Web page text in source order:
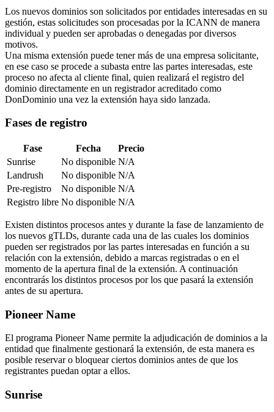
Los nuevos dominios son solicitados por entidades interesadas en su
gestión, estas solicitudes son procesadas por la ICANN de manera
individual y pueden ser aprobadas o denegadas por diversos
motivos.
Una misma extensión puede tener más de una empresa solicitante,
en ese caso se procede a subasta entre las partes interesadas, este
proceso no afecta al cliente final, quien realizará el registro del
dominio directamente en un registrador acreditado como
DonDominio una vez la extensión haya sido lanzada.
Fases de registro
Fase Fecha
Precio
Sunrise
No disponible N/A
Landrush
No disponible N/A
Pre-registro
No disponible N/A
Registro libre No disponible N/A
Existen distintos procesos antes y durante la fase de lanzamiento de
los nuevos gTLDs, durante cada una de las cuales los dominios
pueden ser registrados por las partes interesadas en función a su
relación con la extensión, debido a marcas registradas o en el
momento de la apertura final de la extensión. A continuación
encontrarás los distintos procesos por los que pasará la extensión
antes de su apertura.
Pioneer Name
El programa Pioneer Name permite la adjudicación de dominios a la
entidad que finalmente gestionará la extensión, de esta manera es
posible reservar o bloquear ciertos dominios antes de que los
registrantes puedan optar a ellos.
Sunrise